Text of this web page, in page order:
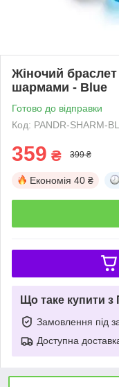
Жіночий
шармами - Blue
Готово до відправки
Код: PANDR-SHARM-BL
359 ₴ 399 ₴
Економія 40 ₴
Що таке купити
Замовлення під
Доступна